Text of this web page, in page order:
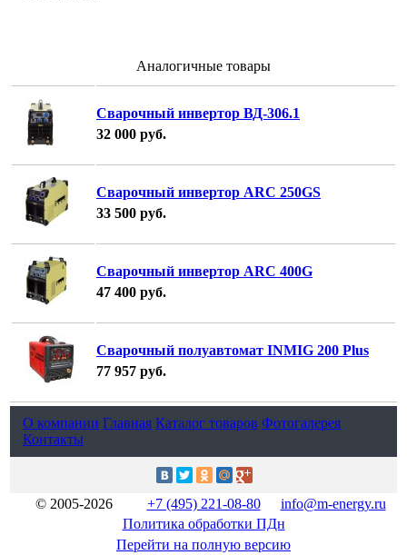
Аналогичные товары
Сварочный инвертор ВД-306.1
32 000 руб.
Сварочный инвертор ARC 250GS
33 500 руб.
Сварочный инвертор ARC 400G
47 400 руб.
Сварочный полуавтомат INMIG 200 Plus
77 957 руб.
О компании Главная Каталог товаров Фотогалерея
Контакты
© 2005-2026 +7 (495) 221-08-80
info@m-energy.ru
Политика обработки ПДн
Перейти на полную версию